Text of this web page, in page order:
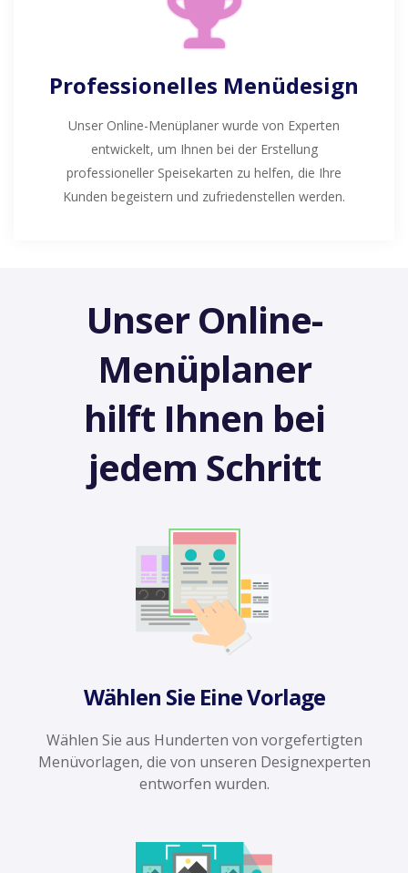
Professionelles Menüdesign
Unser Online-Menüplaner wurde von Experten
entwickelt, um Ihnen bei der Erstellung
professioneller Speisekarten zu helfen, die Ihre
Kunden begeistern und zufriedenstellen werden.
Unser Online-
Menüplaner
hilft Ihnen bei
jedem Schritt
Wählen Sie Eine Vorlage
Wählen Sie aus Hunderten von vorgefertigten
Menüvorlagen, die von unseren Designexperten
entworfen wurden.